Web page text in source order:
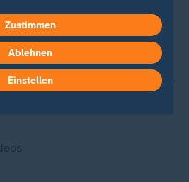
Zustimmen
Ablehnen
Einstellen